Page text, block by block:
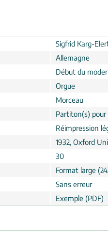
Sigfrid Karg-
Allemagne
Début du
Orgue
Morceau
Partiton(s) pour
Réimpression
1932, Oxford
30
Format large
Sans erreur
Exemple (PDF)